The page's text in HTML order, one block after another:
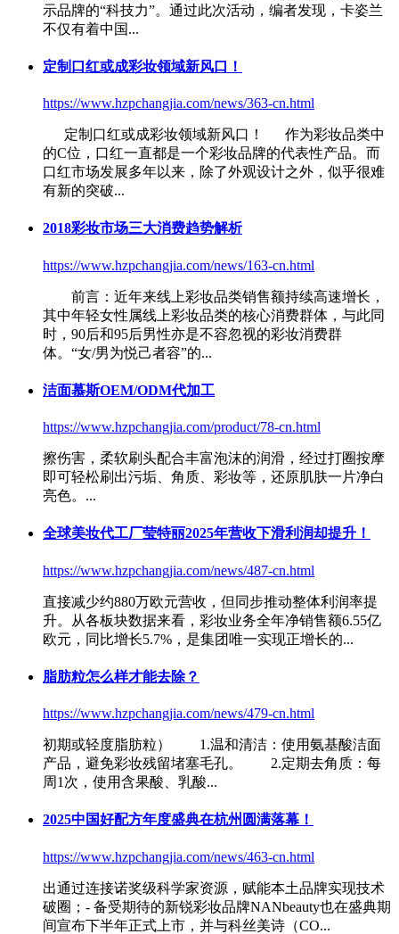
示品牌的“科技力”。通过此次活动，编者发现，卡姿兰
不仅有着中国...
定制口红或成彩妆领域新风口！
https://www.hzpchangjia.com/news/363-cn.html
定制口红或成彩妆领域新风口！ 作为彩妆品类中
的C位，口红一直都是一个彩妆品牌的代表性产品。而
口红市场发展多年以来，除了外观设计之外，似乎很难
有新的突破...
2018彩妆市场三大消费趋势解析
https://www.hzpchangjia.com/news/163-cn.html
前言：近年来线上彩妆品类销售额持续高速增长，
其中年轻女性属线上彩妆品类的核心消费群体，与此同
时，90后和95后男性亦是不容忽视的彩妆消费群
体。“女/男为悦己者容”的...
洁面慕斯OEM/ODM代加工
https://www.hzpchangjia.com/product/78-cn.html
擦伤害，柔软刷头配合丰富泡沫的润滑，经过打圈按摩
即可轻松刷出污垢、角质、 彩妆等，还原肌肤一片净白
亮色。...
全球美妆代工厂莹特丽2025年营收下滑利润却提升！
https://www.hzpchangjia.com/news/487-cn.html
直接减少约880万欧元营收，但同步推动整体利润率提
升。从各板块数据来看， 彩妆业务全年净销售额6.55亿
欧元，同比增长5.7%，是集团唯一实现正增长的...
脂肪粒怎么样才能去除？
https://www.hzpchangjia.com/news/479-cn.html
初期或轻度脂肪粒） 1.温和清洁：使用氨基酸洁面
产品，避免彩妆残留堵塞毛孔。 2.定期去角质：每
周1次，使用含果酸、乳酸...
2025中国好配方年度盛典在杭州圆满落幕！
https://www.hzpchangjia.com/news/463-cn.html
出通过连接诺奖级科学家资源，赋能本土品牌实现技术
破圈；- 备受期待的新锐彩妆品牌NANbeauty也在盛典期
间宣布下半年正式上市，并与科丝美诗（CO...